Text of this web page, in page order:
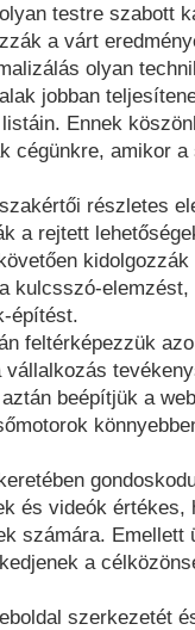
testre szabott
a várt
olyan
jobban
Ennek
cégünkre, amikor
részletes
a rejtett
kulcsszó-
építést.
feltérképezzük
vállalkozás
beépítjük a
és videók értékes,
számára. Emellett
a
szerkezetét